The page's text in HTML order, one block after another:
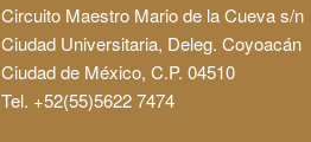
Circuito Maestro Mario de la Cueva s/n
Ciudad Universitaria, Deleg. Coyoacán
Ciudad de México, C.P. 04510
Tel. +52(55)5622 7474